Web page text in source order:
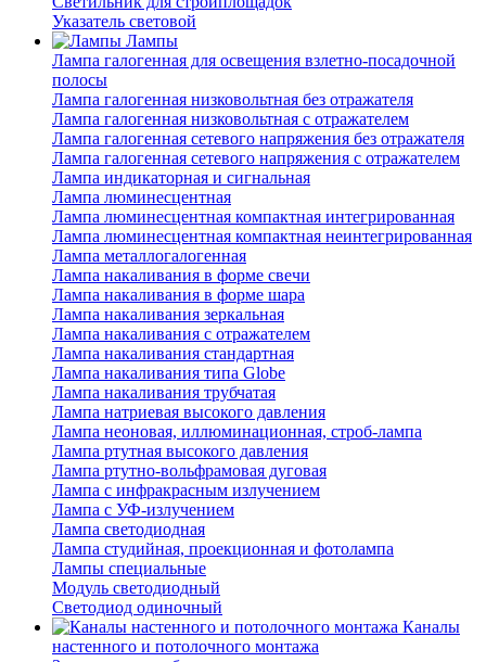
Указатель световой
Лампы
Лампа галогенная для освещения взлетно-посадочной
полосы
Лампа галогенная низковольтная без отражателя
Лампа галогенная низковольтная с отражателем
Лампа галогенная сетевого напряжения без отражателя
Лампа галогенная сетевого напряжения с отражателем
Лампа индикаторная и сигнальная
Лампа люминесцентная
Лампа люминесцентная компактная интегрированная
Лампа люминесцентная компактная неинтегрированная
Лампа металлогалогенная
Лампа накаливания в форме свечи
Лампа накаливания в форме шара
Лампа накаливания зеркальная
Лампа накаливания с отражателем
Лампа накаливания стандартная
Лампа накаливания типа Globe
Лампа накаливания трубчатая
Лампа натриевая высокого давления
Лампа неоновая, иллюминационная, строб-лампа
Лампа ртутная высокого давления
Лампа ртутно-вольфрамовая дуговая
Лампа с инфракрасным излучением
Лампа с УФ-излучением
Лампа светодиодная
Лампа студийная, проекционная и фотолампа
Лампы специальные
Модуль светодиодный
Светодиод одиночный
Каналы
настенного и потолочного монтажа